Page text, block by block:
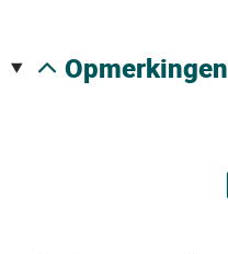
opmerkingen